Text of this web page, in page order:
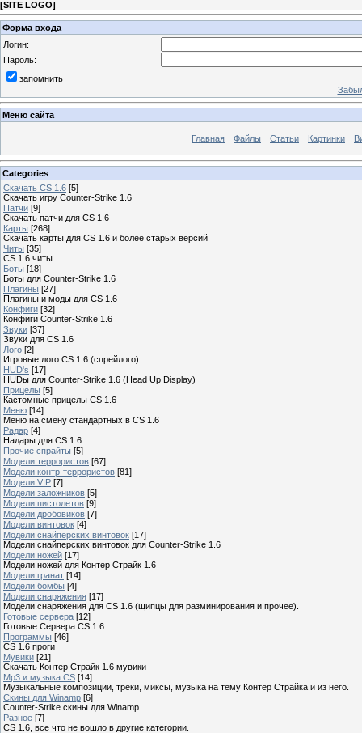
[SITE LOGO]
Форма входа
Логин:
Пароль:
запомнить
Меню сайта
Главная Файлы Статьи Картинки
Categories
Скачать CS 1.6 [5]
Скачать игру Counter-Strike 1.6
Патчи [9]
Скачать патчи для CS 1.6
Карты [268]
Скачать карты для CS 1.6 и более старых версий
Читы [35]
CS 1.6 читы
Боты [18]
Боты для Counter-Strike 1.6
Плагины [27]
Плагины и моды для CS 1.6
Конфиги [32]
Конфиги Сounter-Strike 1.6
Звуки [37]
Звуки для CS 1.6
Лого [2]
Игровые лого CS 1.6 (спрейлого)
HUD's [17]
HUDы для Counter-Strike 1.6 (Head Up Display)
Прицелы [5]
Кастомные прицелы CS 1.6
Меню [14]
Меню на смену стандартных в CS 1.6
Радар [4]
Hадары для CS 1.6
Прочие спрайты [5]
Модели террористов [67]
Модели контр-террористов [81]
Модели VIP [7]
Модели заложников [5]
Модели пистолетов [9]
Модели дробовиков [7]
Модели винтовок [4]
Модели снайперских винтовок [17]
Модели снайперских винтовок для Counter-Strike 1.6
Модели ножей [17]
Модели ножей для Контер Страйк 1.6
Модели гранат [14]
Модели бомбы [4]
Модели снаряжения [17]
Модели снаряжения для CS 1.6 (щипцы для разминирования и прочее).
Готовые сервера [12]
Готовые Сервера CS 1.6
Программы [46]
CS 1.6 проги
Мувики [21]
Скачать Контер Страйк 1.6 мувики
Mp3 и музыка CS [14]
Музыкальные композиции, треки, миксы, музыка на тему Контер Страйка и из него.
Скины для Winamp [6]
Counter-Strike cкины для Winamp
Разное [7]
CS 1.6, все что не вошло в другие категории.